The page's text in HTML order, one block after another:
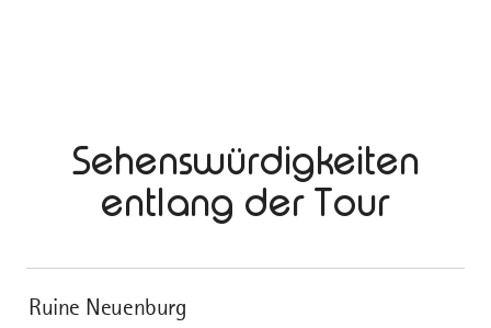
Sehenswürdigkeiten
entlang der Tour
1
Ruine Neuenburg